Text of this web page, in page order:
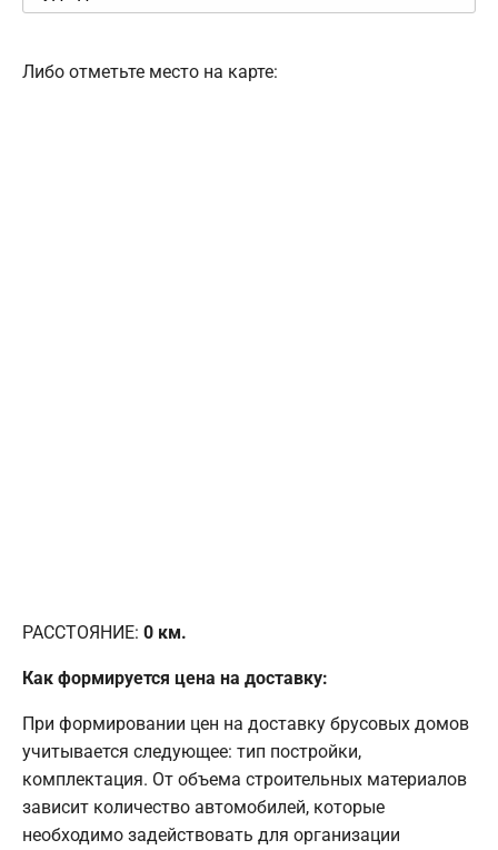
Либо отметьте место на карте:
РАССТОЯНИЕ: 0 км.
Как формируется цена на доставку:
При формировании цен на доставку брусовых домов
учитывается следующее: тип постройки,
комплектация. От объема строительных материалов
зависит количество автомобилей, которые
необходимо задействовать для организации